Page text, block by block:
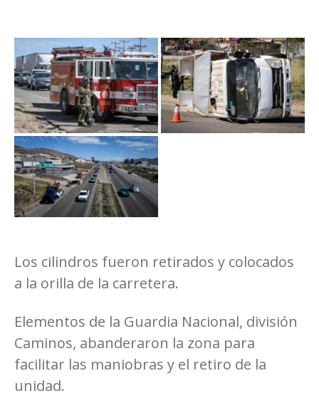
Los cilindros fueron retirados y colocados
a la orilla de la carretera.
Elementos de la Guardia Nacional, división
Caminos, abanderaron la zona para
facilitar las maniobras y el retiro de la
unidad.